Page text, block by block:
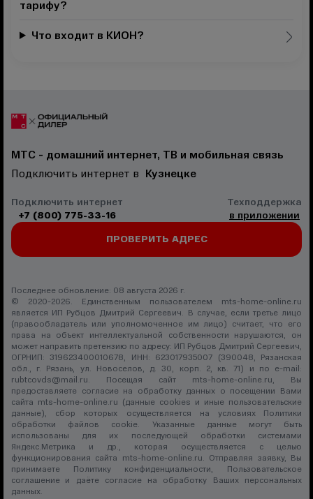
тарифу?
Что входит в КИОН?
МТС - домашний интернет, ТВ и мобильная связь
Подключить интернет в Кузнецке
Подключить интернет
+7 (800) 775-33-16
Техподдержка
в приложении
ПРОВЕРИТЬ АДРЕС
Последнее обновление: 08 августа 2026 г.
© 2020-2026. Единственным пользователем mts-home-online.ru
является ИП Рубцов Дмитрий Сергеевич. В случае, если третье лицо
(правообладатель или уполномоченное им лицо) считает, что его
права на объект интеллектуальной собственности нарушаются, он
может направить претензию по адресу: ИП Рубцов Дмитрий Сергеевич,
ОГРНИП: 319623400010678, ИНН: 623017935007 (390048, Рязанская
обл., г. Рязань, ул. Новоселов, д. 30, корп. 2, кв. 71) и по e-mail:
rubtcovds@mail.ru. Посещая сайт mts-home-online.ru, Вы
предоставляете согласие на обработку данных о посещении Вами
сайта mts-home-online.ru (данные cookies и иные пользовательские
данные), сбор которых осуществляется на условиях Политики
обработки файлов cookie. Указанные данные могут быть
использованы для их последующей обработки системами
Яндекс.Метрика и др., которая осуществляется с целью
функционирования сайта mts-home-online.ru. Отправляя заявку, Вы
принимаете Политику конфиденциальности, Пользовательское
соглашение и даёте согласие на обработку Ваших персональных
данных.